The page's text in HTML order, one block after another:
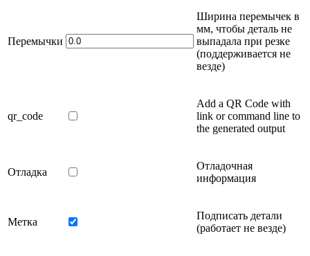
Перемычки
Ширина перемычек в
мм, чтобы деталь не
выпадала при резке
(поддерживается не
везде)
qr_code
Add a QR Code with
link or command line to
the generated output
Отладка
Отладочная
информация
Метка
Подписать детали
(работает не везде)